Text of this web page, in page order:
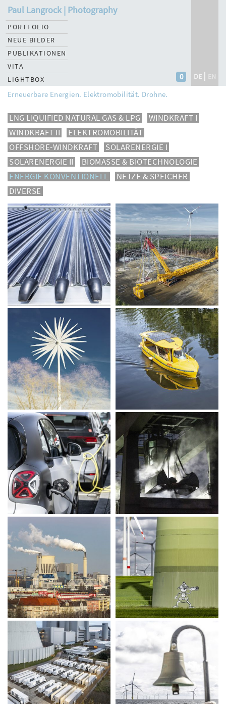
Paul Langrock | Photography
DE EN
0
PORTFOLIO
NEUE BILDER
PUBLIKATIONEN
VITA
LIGHTBOX
Erneuerbare Energien. Elektromobilität. Drohne.
LNG LIQUIFIED NATURAL GAS & LPG
WINDKRAFT I
WINDKRAFT II
ELEKTROMOBILITÄT
OFFSHORE-WINDKRAFT
SOLARENERGIE I
SOLARENERGIE II
BIOMASSE & BIOTECHNOLOGIE
ENERGIE KONVENTIONELL
NETZE & SPEICHER
DIVERSE